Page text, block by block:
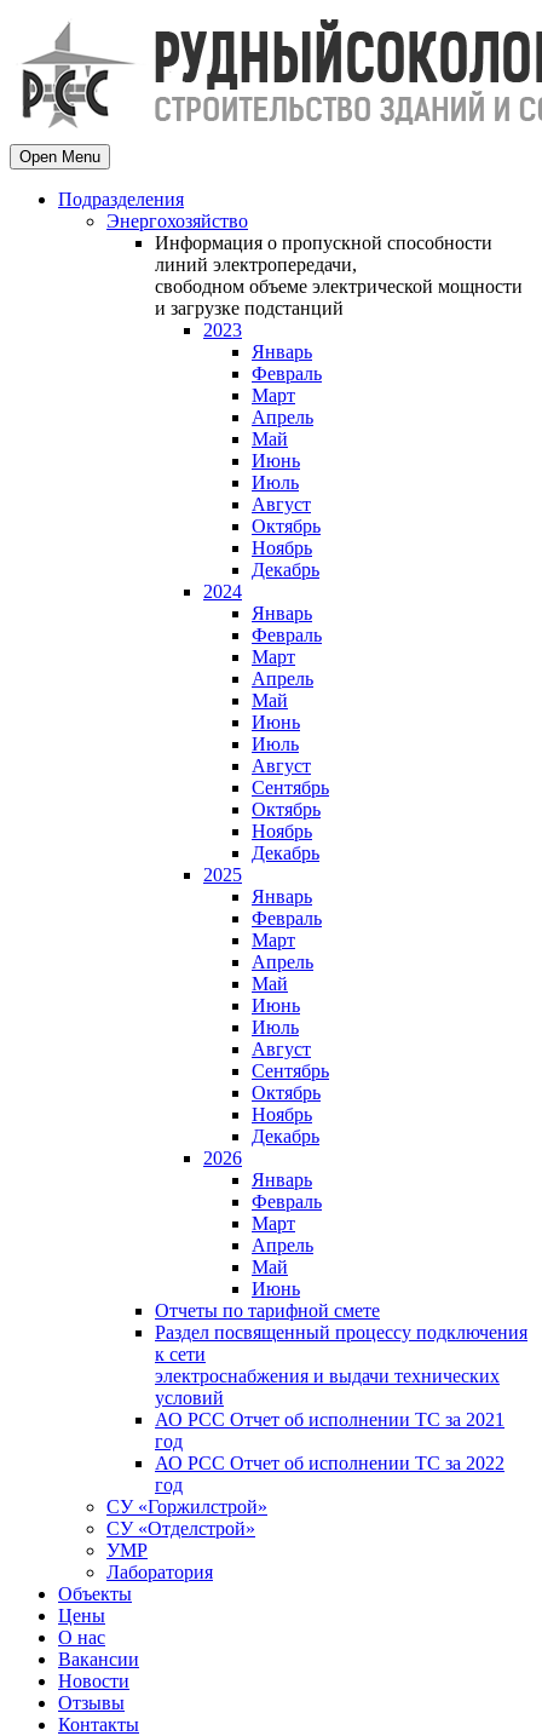
Open Menu
Подразделения
Энергохозяйство
Информация о пропускной способности
линий электропередачи,
свободном объеме электрической мощности
и загрузке подстанций
2023
Январь
Февраль
Март
Апрель
Май
Июнь
Июль
Август
Октябрь
Ноябрь
Декабрь
2024
Январь
Февраль
Март
Апрель
Май
Июнь
Июль
Август
Сентябрь
Октябрь
Ноябрь
Декабрь
2025
Январь
Февраль
Март
Апрель
Май
Июнь
Июль
Август
Сентябрь
Октябрь
Ноябрь
Декабрь
2026
Январь
Февраль
Март
Апрель
Май
Июнь
Отчеты по тарифной смете
Раздел посвященный процессу подключения
к сети
электроснабжения и выдачи технических
условий
АО РСС Отчет об исполнении ТС за 2021
год
АО РСС Отчет об исполнении ТС за 2022
год
СУ «Горжилстрой»
СУ «Отделстрой»
УМР
Лаборатория
Объекты
Цены
О нас
Вакансии
Новости
Отзывы
Контакты